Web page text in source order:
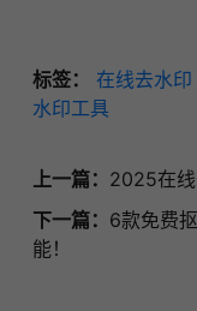
标签： 在线去水印
水印工具
上一篇： 2025在线
下一篇： 6款免费
能！